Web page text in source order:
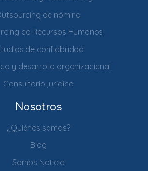
de nómina
de Recursos Humanos
de confiabilidad
y desarrollo organizacional
Consultorio jurídico
Nosotros
¿Quiénes somos?
Blog
Somos Noticia